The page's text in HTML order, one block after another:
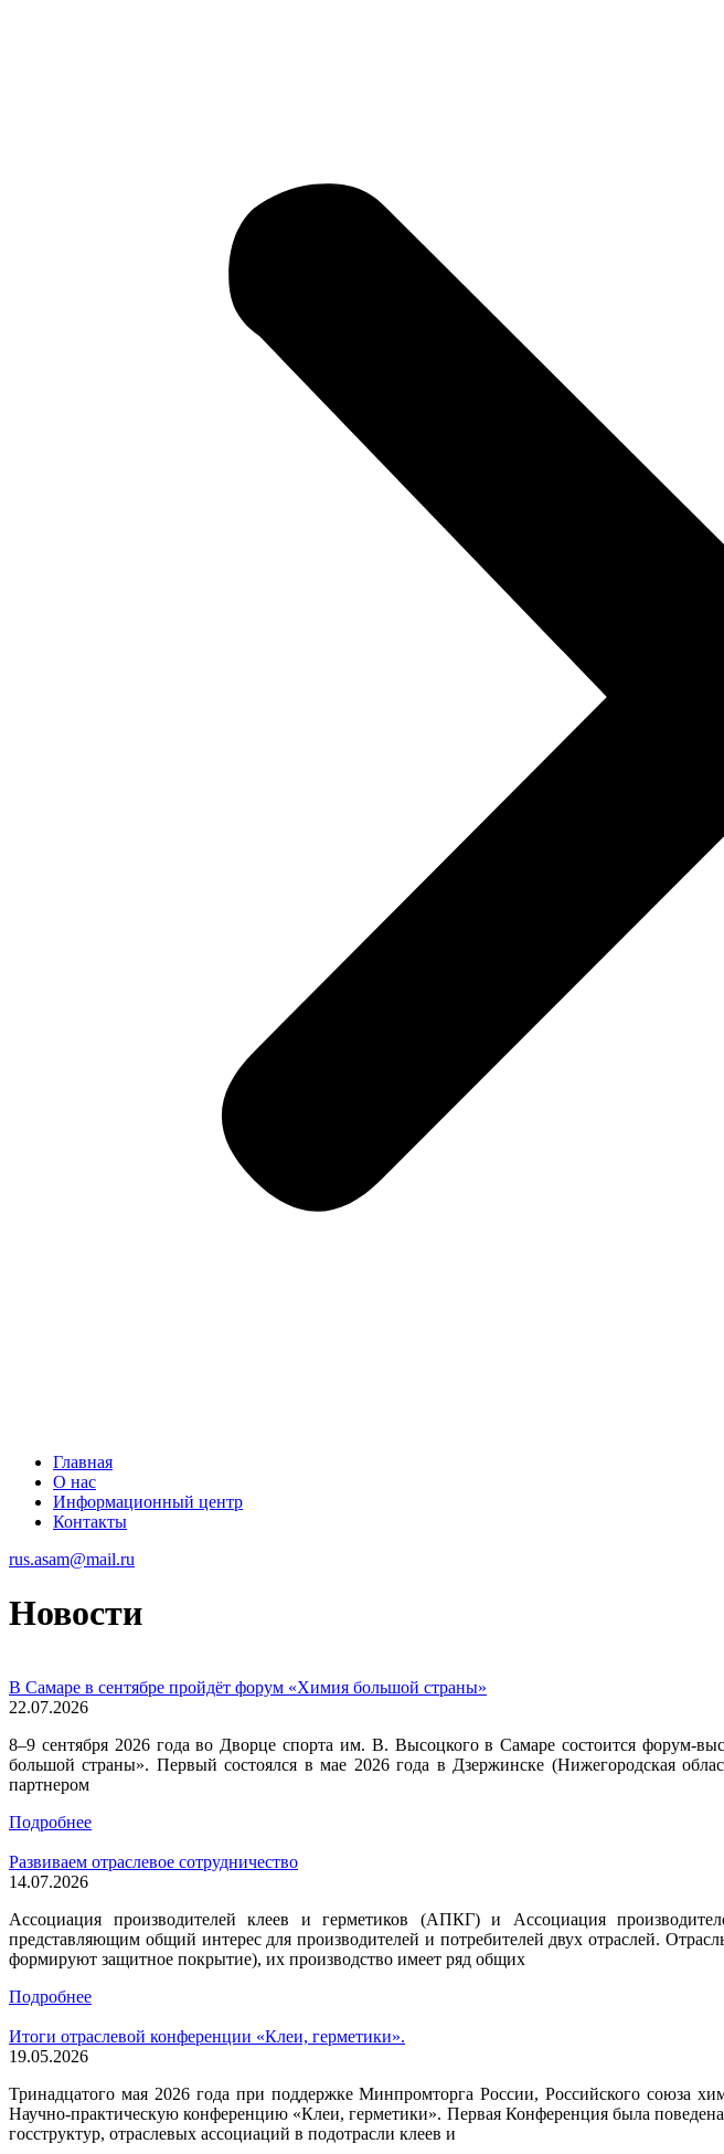
Главная
О нас
Информационный центр
Контакты
rus.asam@mail.ru
Новости
В Самаре в сентябре пройдёт форум «Химия большой страны»
22.07.2026
8–9 сентября 2026 года во Дворце спорта им. В. Высоцкого в Самаре состоится
большой страны». Первый состоялся в мае 2026 года в Дзержинске (Нижегородская
партнером
Подробнее
Развиваем отраслевое сотрудничество
14.07.2026
Ассоциация производителей клеев и герметиков (АПКГ) и Ассоциация
представляющим общий интерес для производителей и потребителей двух отраслей.
формируют защитное покрытие), их производство имеет ряд общих
Подробнее
Итоги отраслевой конференции «Клеи, герметики».
19.05.2026
Тринадцатого мая 2026 года при поддержке Минпромторга России, Российского
Научно-практическую конференцию «Клеи, герметики». Первая Конференция была
госструктур, отраслевых ассоциаций в подотрасли клеев и